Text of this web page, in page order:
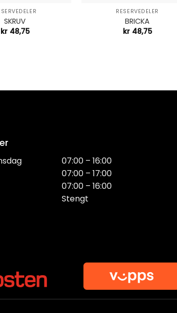
SKRUV
kr48,75
RESERVEDELER
BRICKA
kr48,75
07:00 – 16:00
07:00 – 17:00
07:00 – 16:00
Stengt